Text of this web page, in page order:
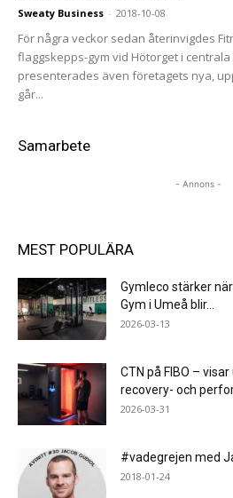
Sweaty Business - 2018-10-08
För några veckor sedan återinvigdes
flaggskepps-gym vid Hötorget i
presenterades även företagets nya,
går...
Samarbete
- Annons -
MEST POPULÄRA
Gymleco stärker
Gym i Umeå blir...
2026-03-13
CTN på FIBO –
recovery- och
2026-03-31
#vadegrejen med
2018-01-24